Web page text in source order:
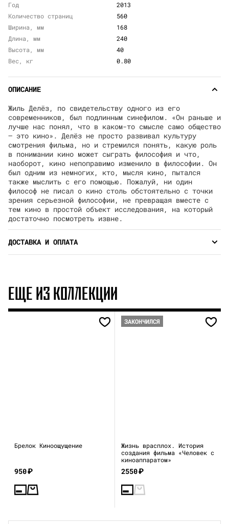
Год
2013
Количество страниц
560
Ширина, мм
168
Длина, мм
240
Высота, мм
40
Вес, кг
0.80
ОПИСАНИЕ
Жиль Делёз, по свидетельству одного из его
современников, был подлинным синефилом. «Он раньше и
лучше нас понял, что в каком-то смысле само общество
— это кино». Делёз не просто развивал культуру
смотрения фильма, но и стремился понять, какую роль
в понимании кино может сыграть философия и что,
наоборот, кино непоправимо изменило в философии. Он
был одним из немногих, кто, мысля кино, пытался
также мыслить с его помощью. Пожалуй, ни один
философ не писал о кино столь обстоятельно с точки
зрения серьезной философии, не превращая вместе с
тем кино в простой объект исследования, на который
достаточно посмотреть извне.
ДОСТАВКА И ОПЛАТА
ЕЩЕ ИЗ КОЛЛЕКЦИИ
Брелок Киноощущение
950₽
ЗАКОНЧИЛСЯ
Жизнь врасплох. История
создания фильма «Человек с
киноаппаратом»
2550₽